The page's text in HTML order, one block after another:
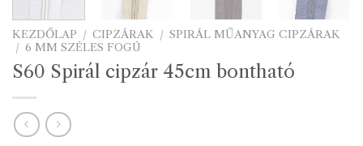
KEZDŐLAP / CIPZÁRAK / SPIRÁL MŰANYAG CIPZÁRAK
/ 6 MM SZÉLES FOGÚ
S60 Spirál cipzár 45cm bontható